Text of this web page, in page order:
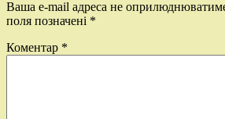
Ваша e-mail адреса не
поля позначені *
Коментар *